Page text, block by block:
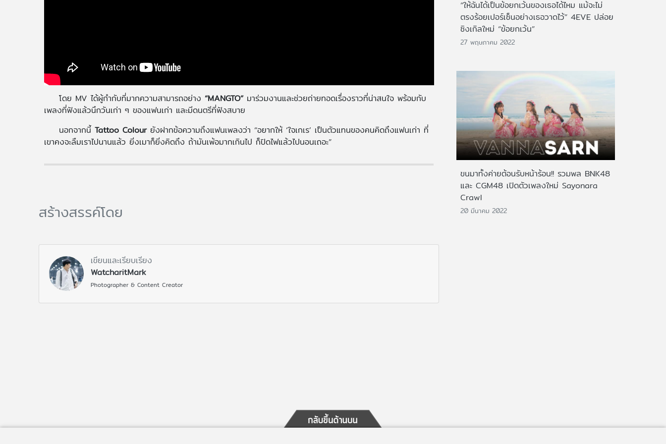
โดย MV ได้ผู้กำกับที่มากความสามารถอย่าง “MANGTO”มาร่วมงานและช่วยถ่ายทอดเรื่องราวที่น่าสนใจ พร้อมกับ
เพลงที่ฟังแล้วนึกวันเก่า ๆ ของแฟนเก่า และมีดนตรีที่ฟังสบาย
นอกจากนี้ Tattoo Colourยังฝากข้อความถึงแฟนเพลงว่า “อยากให้ ‘ใจเกเร’ เป็นตัวแทนของคนคิดถึงแฟนเก่า ที่
เขาคงจะลืมเราไปนานแล้ว ยิ่งเมาก็ยิ่งคิดถึง ถ้ามันเพ้อมากเกินไป ก็ปิดไฟแล้วไปนอนเถอะ”
สร้างสรรค์โดย
เขียนและเรียบเรียง
WatcharitMark
Photographer & Content Creator
“ให้ฉันได้เป็นข้อยกเว้นของเธอได้ไหม แม้จะไม่
ตรงร้อยเปอร์เซ็นอย่างเธอวาดไว้” 4EVE ปล่อย
ซิงเกิลใหม่ “ข้อยกเว้น”
27 พฤษภาคม 2022
ขนมาทั้งค่ายต้อนรับหน้าร้อน!! รวมพล BNK48
และ CGM48 เปิดตัวเพลงใหม่ Sayonara
Crawl
20 มีนาคม 2022